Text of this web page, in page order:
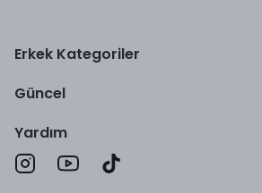
Erkek Kategoriler
Güncel
Yardım